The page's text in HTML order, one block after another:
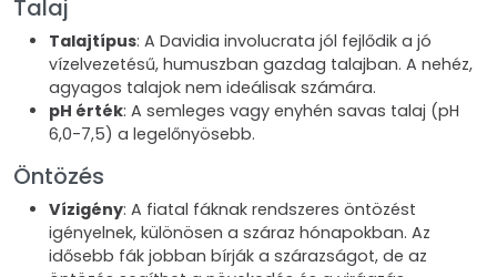
Talaj
Talajtípus: A Davidia involucrata jól fejlődik a jó
vízelvezetésű, humuszban gazdag talajban. A nehéz,
agyagos talajok nem ideálisak számára.
pH érték: A semleges vagy enyhén savas talaj (pH
6,0-7,5) a legelőnyösebb.
Öntözés
Vízigény: A fiatal fáknak rendszeres öntözést
igényelnek, különösen a száraz hónapokban. Az
idősebb fák jobban bírják a szárazságot, de az